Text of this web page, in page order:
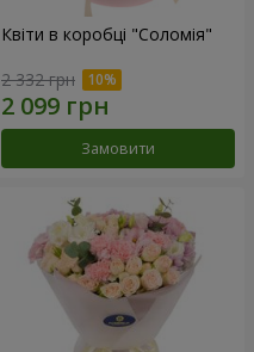
Квіти в коробці "Соломія"
2 332 грн
Замовити